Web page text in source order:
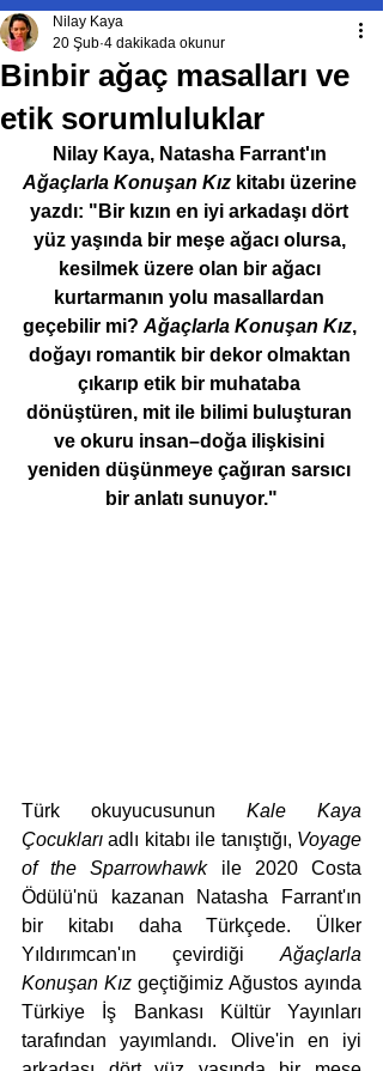
Binbir ağaç masalları ve
etik sorumluluklar
Nilay Kaya
20 Şub 4 dakikada okunur
Nilay Kaya, Natasha Farrant'ın
Ağaçlarla Konuşan Kız kitabı üzerine
yazdı: " Bir kızın en iyi arkadaşı dört
yüz yaşında bir meşe ağacı olursa,
kesilmek üzere olan bir ağacı
kurtarmanın yolu masallardan
geçebilir mi? Ağaçlarla Konuşan Kız,
doğayı romantik bir dekor olmaktan
çıkarıp etik bir muhataba
dönüştüren, mit ile bilimi buluşturan
ve okuru insan–doğa ilişkisini
yeniden düşünmeye çağıran sarsıcı
bir anlatı sunuyor."
Türk okuyucusunun Kale Kaya
Çocukları adlı kitabı ile tanıştığı, Voyage
of the Sparrowhawk ile 2020 Costa
Ödülü'nü kazanan Natasha Farrant'ın
bir kitabı daha Türkçede. Ülker
Yıldırımcan'ın çevirdiği Ağaçlarla
Konuşan Kız geçtiğimiz Ağustos ayında
Türkiye İş Bankası Kültür Yayınları
tarafından yayımlandı. Olive'in en iyi